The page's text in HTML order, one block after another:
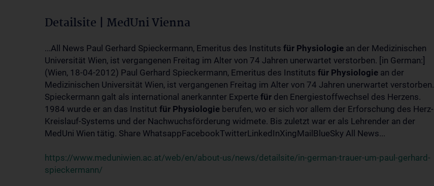
Detailsite | MedUni Vienna
...All News Paul Gerhard Spieckermann, Emeritus des Instituts für Physiologie an der Medizinischen
Universität Wien, ist vergangenen Freitag im Alter von 74 Jahren unerwartet verstorben. [in German:]
(Wien, 18-04-2012) Paul Gerhard Spieckermann, Emeritus des Instituts für Physiologie an der
Medizinischen Universität Wien, ist vergangenen Freitag im Alter von 74 Jahren unerwartet verstorben.
Spieckermann galt als international anerkannter Experte für den Energiestoffwechsel des Herzens.
1984 wurde er an das Institut für Physiologie berufen, wo er sich vor allem der Erforschung des Herz-
Kreislauf-Systems und der Nachwuchsförderung widmete. Bis zuletzt war er als Lehrender an der
MedUni Wien tätig. Share WhatsappFacebookTwitterLinkedInXingMailBlueSky All News...
https://www.meduniwien.ac.at/web/en/about-us/news/detailsite/in-german-trauer-um-paul-gerhard-
spieckermann/